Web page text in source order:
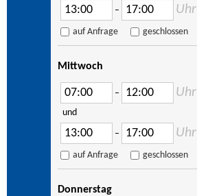
– Uhr
auf Anfrage geschlossen
Mittwoch
– Uhr
und
– Uhr
auf Anfrage geschlossen
Donnerstag